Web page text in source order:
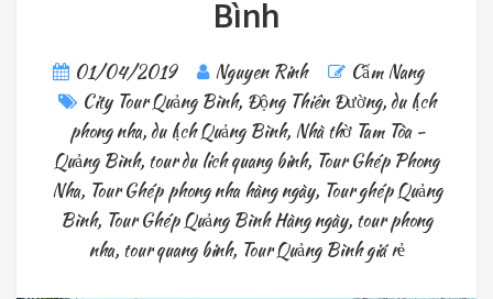
Bình
01/04/2019 Nguyen Rinh
Cẩm Nang
City Tour Quảng Bình, Động Thiên Đường,du lịch
phong nha,du lịch Quảng Bình, Nhà thờ Tam Tòa -
Quảng Bình, tour du lich quang binh, Tour Ghép Phong
Nha, Tour Ghép phong nha hàng ngày, Tour ghép Quảng
Bình, Tour Ghép Quảng Bình Hàng ngày, tour phong
nha, tour quang binh, Tour Quảng Bình giá rẻ